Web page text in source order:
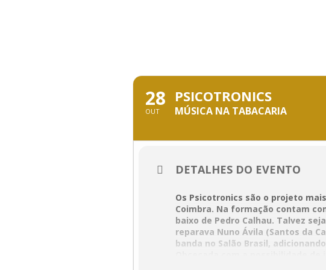
28
OUT
PSICOTRONICS
MÚSICA NA TABACARIA
DETALHES DO EVENTO
Os Psicotronics são o projeto
Coimbra. Na formação contam
baixo de Pedro Calhau. Talvez
reparava Nuno Ávila (Santos da
banda no Salão Brasil,